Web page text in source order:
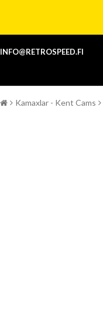
INFO@RETROSPEED.FI
Kamaxlar - Kent Cams